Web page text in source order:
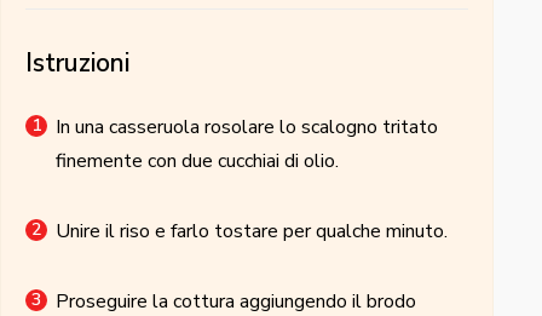
Istruzioni
In una casseruola rosolare lo scalogno tritato
finemente con due cucchiai di olio.
Unire il riso e farlo tostare per qualche minuto.
Proseguire la cottura aggiungendo il brodo